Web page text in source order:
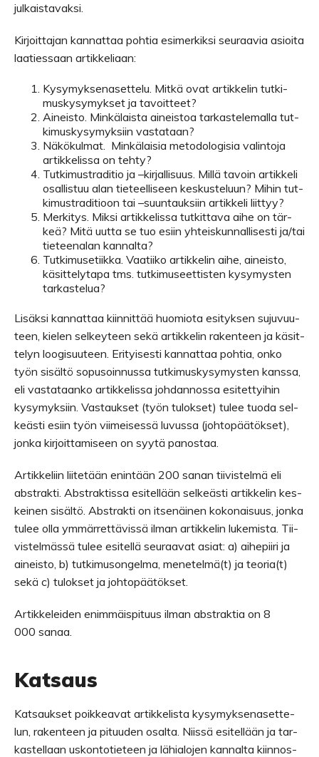
julkaistavaksi.
Kir­joit­ta­jan kan­nat­taa poh­tia esi­mer­kiksi seu­raa­via asioita
laa­ties­saan artikkeliaan:
Kysy­myk­se­na­set­telu. Mitkä ovat artik­ke­lin tut­ki­
mus­ky­sy­myk­set ja tavoitteet?
Aineisto. Min­kä­laista aineis­toa tar­kas­te­le­malla tut­
ki­mus­ky­sy­myk­siin vastataan?
Näkö­kul­mat. Min­kä­lai­sia meto­do­lo­gi­sia valin­toja
artik­ke­lissa on tehty?
Tut­ki­mustra­di­tio ja –kir­jal­li­suus. Millä tavoin artik­keli
osal­lis­tuu alan tie­teel­li­seen kes­kus­te­luun? Mihin tut­
ki­mustra­di­tioon tai –suun­tauk­siin artik­keli liittyy?
Mer­ki­tys. Miksi artik­ke­lissa tut­kit­tava aihe on tär­
keä? Mitä uutta se tuo esiin yhteis­kun­nal­li­sesti ja/tai
tie­tee­na­lan kannalta?
Tut­ki­muse­tiikka. Vaa­tiiko artik­ke­lin aihe, aineisto,
käsit­te­ly­tapa tms. tut­ki­museet­tis­ten kysy­mys­ten
tarkastelua?
Lisäksi kan­nat­taa kiin­nit­tää huo­miota esi­tyk­sen suju­vuu­
teen, kie­len sel­key­teen sekä artik­ke­lin raken­teen ja käsit­
te­lyn loo­gi­suu­teen. Eri­tyi­sesti kan­nat­taa poh­tia, onko
työn sisältö sopusoin­nussa tut­ki­mus­ky­sy­mys­ten kanssa,
eli vas­ta­taanko artik­ke­lissa joh­dan­nossa esi­tet­tyi­hin
kysy­myk­siin. Vas­tauk­set (työn tulok­set) tulee tuoda sel­
keästi esiin työn vii­mei­sessä luvussa (joh­to­pää­tök­set),
jonka kir­joit­ta­mi­seen on syytä panostaa.
Artik­ke­liin lii­te­tään enin­tään 200 sanan tii­vis­telmä eli
abstrakti. Abstrak­tissa esi­tel­lään sel­keästi artik­ke­lin kes­
kei­nen sisältö. Abstrakti on itse­näi­nen koko­nai­suus, jonka
tulee olla ymmär­ret­tä­vissä ilman artik­ke­lin luke­mista. Tii­
vis­tel­mässä tulee esi­tellä seu­raa­vat asiat: a) aihe­piiri ja
aineisto, b) tut­ki­muson­gelma, menetelmä(t) ja teoria(t)
sekä c) tulok­set ja johtopäätökset.
Artik­ke­lei­den enim­mäis­pi­tuus ilman abstrak­tia on 8
000 sanaa.
Kat­saus
Kat­sauk­set poik­kea­vat artik­ke­lista kysy­myk­se­na­set­te­
lun, raken­teen ja pituu­den osalta. Niissä esi­tel­lään ja tar­
kas­tel­laan uskon­to­tie­teen ja lähia­lo­jen kan­nalta kiin­nos­